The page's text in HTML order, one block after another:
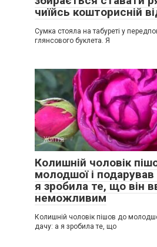
чиїйсь кошторисній
Сумка стояла на табуреті у
глянсового буклета. Я
Життя
Колишній чоловік
молодшої і подарував
я зробила те, що він
неможливим
Колишній чоловік пішов до
дачу: а я зробила те, що